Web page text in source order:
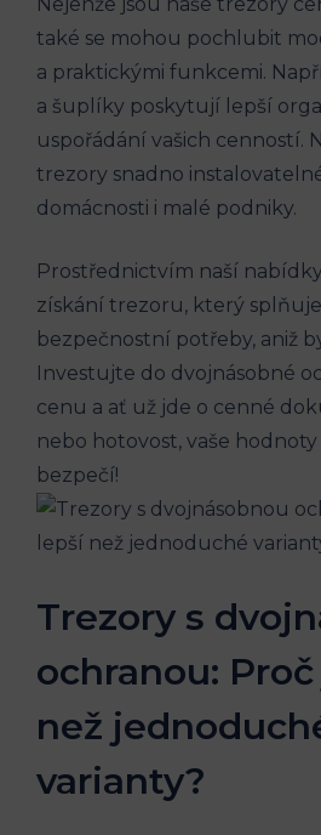
také se mohou pochlubit
a praktickými funkcemi.
a šuplíky poskytují lepší
uspořádání vašich cenností.
trezory snadno
domácnosti i malé podniky.
Prostřednictvím naší
získání trezoru, který
bezpečnostní potřeby, aniž
Investujte do dvojnásobné
cenu a ať už jde o cenné
nebo hotovost, vaše
bezpečí!
Trezory s
ochranou:
než
varianty?